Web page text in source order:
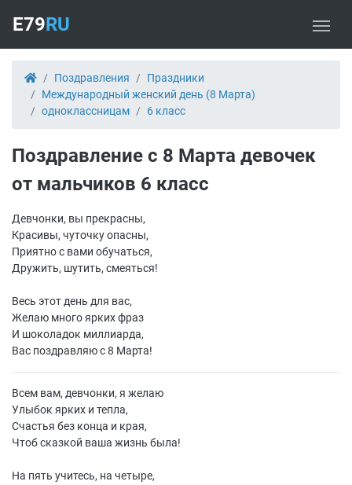
E79RU
Поздравления
Праздники
Международный женский день (8 Марта)
одноклассницам
6 класс
Поздравление с 8 Марта девочек
от мальчиков 6 класс
Девчонки, вы прекрасны,
Красивы, чуточку опасны,
Приятно с вами обучаться,
Дружить, шутить, смеяться!
Весь этот день для вас,
Желаю много ярких фраз
И шоколадок миллиарда,
Вас поздравляю с 8 Марта!
Всем вам, девчонки, я желаю
Улыбок ярких и тепла,
Счастья без конца и края,
Чтоб сказкой ваша жизнь была!
На пять учитесь, на четыре,